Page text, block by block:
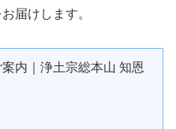
届けします。